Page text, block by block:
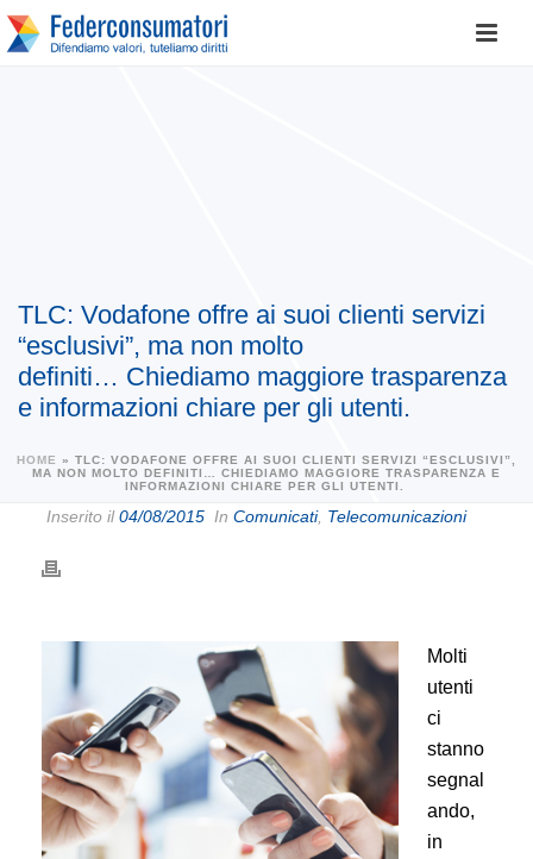
TLC: Vodafone offre ai suoi clienti servizi
“esclusivi”, ma non molto
definiti… Chiediamo maggiore trasparenza
e informazioni chiare per gli utenti.
HOME » TLC: VODAFONE OFFRE AI SUOI CLIENTI SERVIZI “ESCLUSIVI”,
MA NON MOLTO DEFINITI… CHIEDIAMO MAGGIORE TRASPARENZA E
INFORMAZIONI CHIARE PER GLI UTENTI.
Inserito il04/08/2015 In Comunicati, Telecomunicazioni
Molti
utenti
ci
stanno
segnal
ando,
in